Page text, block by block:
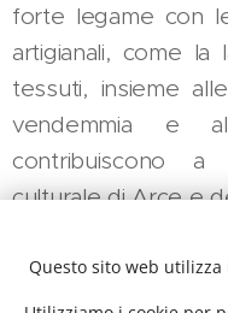
forte legame con
artigianali, come
tessuti, insieme
vendemmia e
contribuiscono a
culturale di Arce e
Questo sito web utilizza